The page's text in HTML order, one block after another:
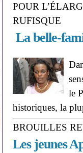
POUR
RUFISQUE
La belle-
le
historiques, la
BROUILLES
Les jeunes